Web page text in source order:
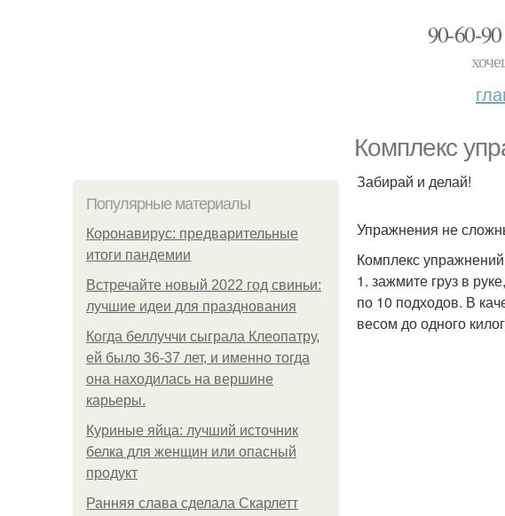
90-60-
Комплекс
Популярные материалы
Коронавирус: предварительные
итоги пандемии
Встречайте новый 2022 год свиньи:
лучшие идеи для празднования
Когда беллуччи сыграла Клеопатру,
ей было 36-37 лет, и именно тогда
она находилась на вершине
карьеры.
Куриные яйца: лучший источник
белка для женщин или опасный
продукт
Ранняя слава сделала Скарлетт
Забирай и делай!
Упражнения не
Комплекс
1. зажмите груз в
по 10 подходов. В
весом до одного